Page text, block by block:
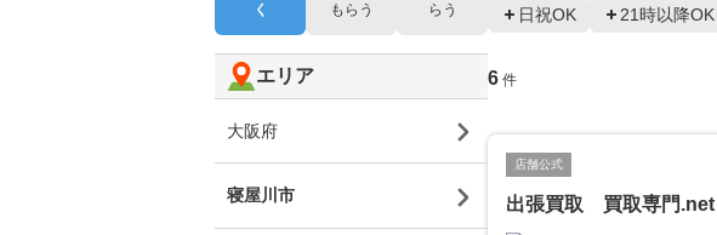
日祝OK 21時以降OK
6 件
店舗公式
出張買取 買取専門.net
く
もらう
らう
エリア
大阪府
寝屋川市